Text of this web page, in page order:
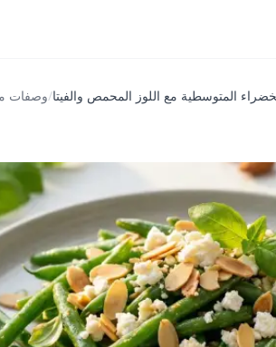
وصفات/المتوسطية مع اللوز المحمص والفيتا